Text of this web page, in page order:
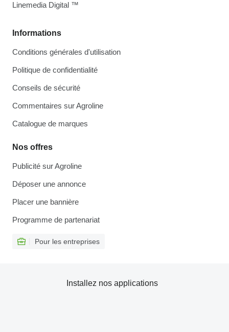
Informations
Conditions générales d'utilisation
Politique de confidentialité
Conseils de sécurité
Commentaires sur Agroline
Catalogue de marques
Nos offres
Publicité sur Agroline
Déposer une annonce
Placer une bannière
Programme de partenariat
Pour les entreprises
Linemedia Digital ™
Installez nos applications